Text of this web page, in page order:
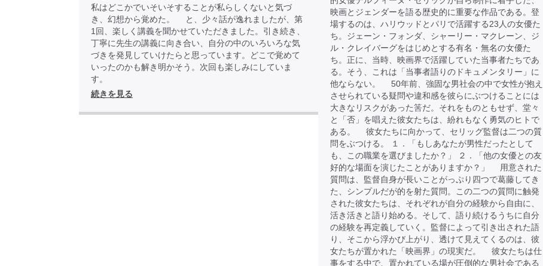
私はどこかでいそいそすることが私らしくないと気づ
き、幻想から覚めた。 と、少々話が逸れましたが、第
1回、楽しく講義を聞かせていただきました。引き続き、
丁寧に先生の講義に向き合い、自分の中のいろいろな気
づきを発見していけたらと思っています。どこで覚めて
いったのかも解き明かそう。次回も楽しみにしていま
す。
続きを見る
映画とジェンダーを語る歴史的に重要な作品である。登
場するのは、ハリウッドとパリで活躍する23人の女優た
ち。ジェーン・フォンダ、シャーリー・マクレーン、ジ
ル・クレイバーグをはじめとする有名・無名の女優た
ち。正に、当時、映画界で活躍していた当事者たちであ
る。そう、これは「当事者語りのドキュメンタリー」に
他ならない。 50年前、強固な男社会の中で女性が抱え
させられている疑問や違和感を彼らにぶつけることには
大きなリスクがあった筈だ。それをものともせず、堂々
と「否」を唱えた彼女たちは、紛れもなく勇気のヒトで
ある。 彼女たちに向かって、セリッグ監督は二つの質
問をぶつける。 １．「もしあなたが男性だったとして
も、この職業を選びましたか？」 ２．「他の女優との友
好的な場面を演じたことがありますか？」 用意された
質問は、監督自身が長いことがっぷり四つで葛藤してき
た、シンプルだが的を射た質問。この二つの質問に触発
された彼女たちは、それぞれが自分の経験から自由に、
活き活きと語り始める。そして、語り続けるうちに自分
の経験を再定義していく。監督によって引き出された語
り、そこから浮かび上がり、透けて見えてくるのは、彼
女たちが置かれた「映画界」の現実だ。 彼女たちは仕
事をする中で、置かれている場が圧倒的な男社会である